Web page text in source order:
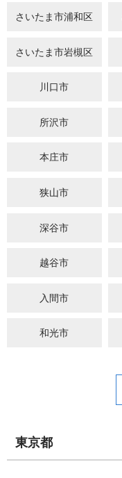
さいたま市浦和区
さいたま市岩槻区
川口市
所沢市
本庄市
狭山市
深谷市
越谷市
入間市
和光市
東京都